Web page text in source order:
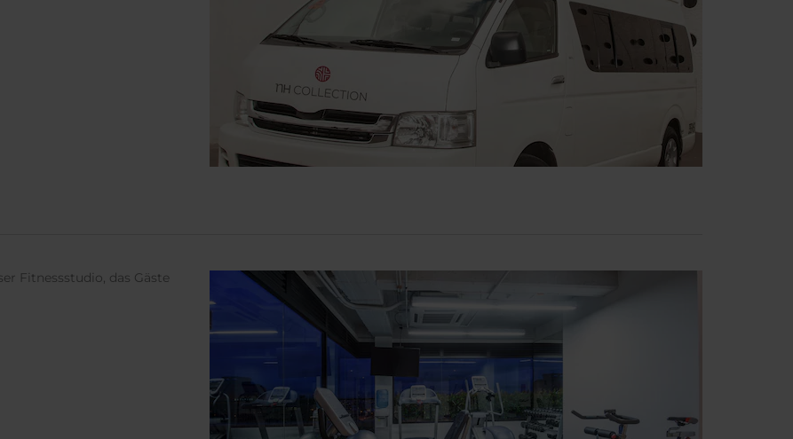
Fitnessstudio, das Gäste